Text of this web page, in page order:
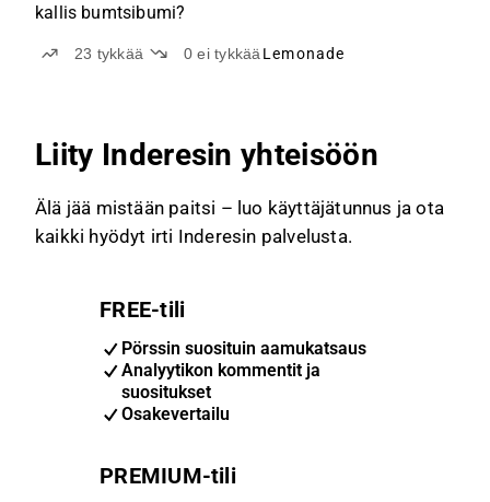
kallis bumtsibumi?
23 tykkää 0ei tykkää Lemonade
Liity Inderesin yhteisöön
Älä jää mistään paitsi – luo käyttäjätunnus ja ota
kaikki hyödyt irti Inderesin palvelusta.
FREE-tili
Pörssin suosituin aamukatsaus
Analyytikon kommentit ja
suositukset
Osakevertailu
PREMIUM-tili